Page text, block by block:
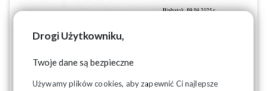
Drogi Użytkowniku,
Twoje dane są bezpieczne
Używamy plików cookies, aby zapewnić Ci najlepsze